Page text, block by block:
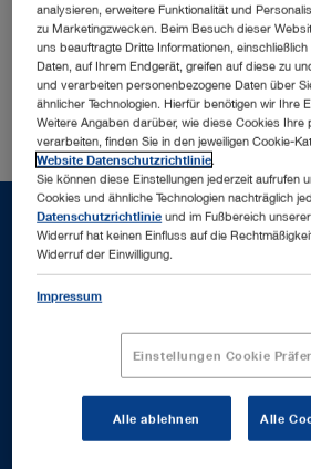
KARL STORZ Video Endoscopy
Pärnu mnt 556b
76401 Harju mk, Laagri
Estland
Unterstützung
Kundenservice
Gebrauchsanweisungen
analysieren, erweitere Funktionalität und
zu Marketingzwecken. Beim Besuch dieser
uns beauftragte Dritte Informationen,
Daten, auf Ihrem Endgerät, greifen auf diese zu
und verarbeiten personenbezogene Daten über
ähnlicher Technologien. Hierfür benötigen wir Ihre
Weitere Angaben darüber, wie diese Cookies Ihre
verarbeiten, finden Sie in den jeweiligen Cookie-
Website Datenschutzrichtlinie.
Sie können diese Einstellungen jederzeit aufrufen
Cookies und ähnliche Technologien nachträglich
Datenschutzrichtlinie und im Fußbereich
Widerruf hat keinen Einfluss auf die
Widerruf der Einwilligung.
Impressum
Einstellungen Cookie
Alle ablehnen Alle